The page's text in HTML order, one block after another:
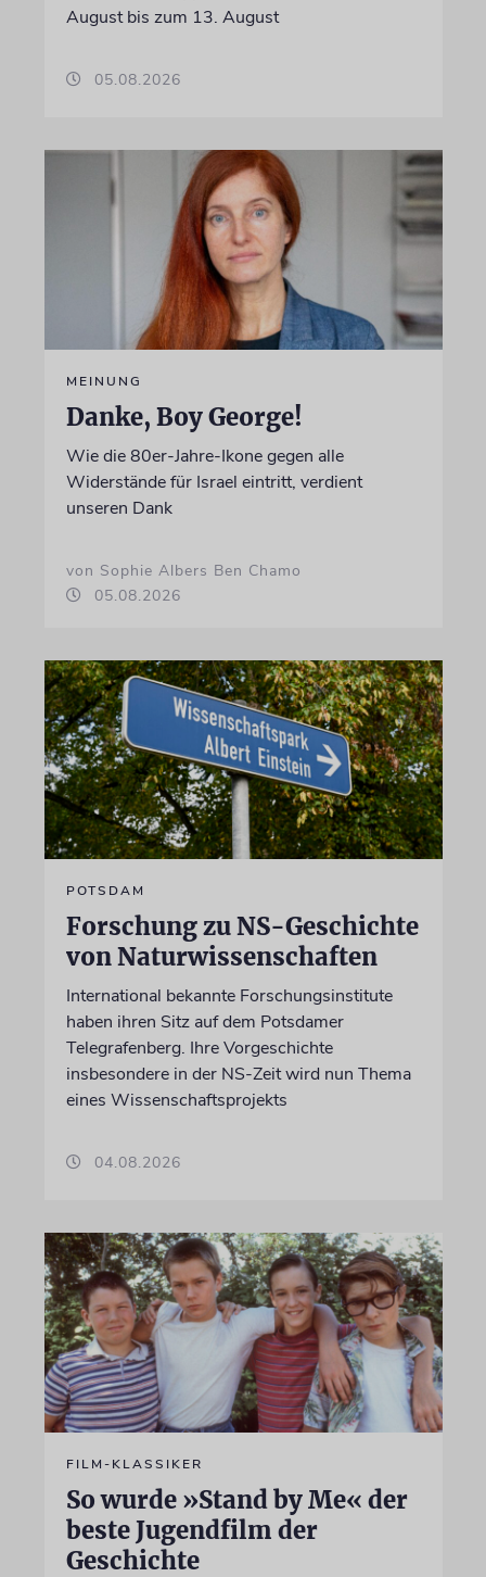
August bis zum 13. August
05.08.2026
MEINUNG
Danke, Boy George!
Wie die 80er-Jahre-Ikone gegen alle
Widerstände für Israel eintritt, verdient
unseren Dank
von Sophie Albers Ben Chamo
05.08.2026
POTSDAM
Forschung zu NS-Geschichte
von Naturwissenschaften
International bekannte Forschungsinstitute
haben ihren Sitz auf dem Potsdamer
Telegrafenberg. Ihre Vorgeschichte
insbesondere in der NS-Zeit wird nun Thema
eines Wissenschaftsprojekts
04.08.2026
FILM-KLASSIKER
So wurde »Stand by Me« der
beste Jugendfilm der
Geschichte